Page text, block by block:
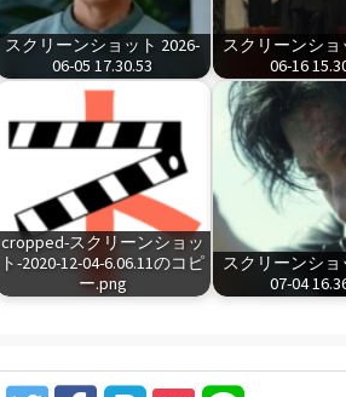
スクリーンショット 2026-
06-05 17.30.53
スクリーンショ
06-16
cropped-スクリーンショッ
ト-2020-12-04-6.06.11のコピ
ー.png
スクリーンショ
07-04